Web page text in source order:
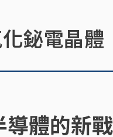
鉍電晶體
體的新戰